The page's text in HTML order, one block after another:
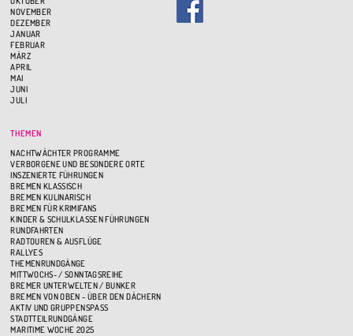
NOVEMBER
DEZEMBER
JANUAR
FEBRUAR
MÄRZ
APRIL
MAI
JUNI
JULI
THEMEN
NACHTWÄCHTER PROGRAMME
VERBORGENE UND BESONDERE ORTE
INSZENIERTE FÜHRUNGEN
BREMEN KLASSISCH
BREMEN KULINARISCH
BREMEN FÜR KRIMIFANS
KINDER & SCHULKLASSEN FÜHRUNGEN
RUNDFAHRTEN
RADTOUREN & AUSFLÜGE
RALLYES
THEMENRUNDGÄNGE
MITTWOCHS- / SONNTAGSREIHE
BREMER UNTERWELTEN / BUNKER
BREMEN VON OBEN - ÜBER DEN DÄCHERN
AKTIV UND GRUPPENSPASS
STADTTEILRUNDGÄNGE
MARITIME WOCHE 2025